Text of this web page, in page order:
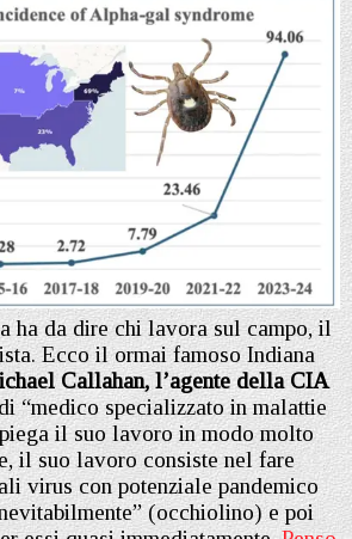
ha da dire chi lavora sul campo, il
Ecco il ormai famoso Indiana
Callahan, l’agente della CIA
“medico specializzato in malattie
il suo lavoro in modo molto
il suo lavoro consiste nel fare
virus con potenziale pandemico
(occhiolino) e poi